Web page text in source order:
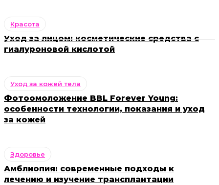
Красота
Уход за лицом: косметические средства с
гиалуроновой кислотой
Уход за кожей тела
Фотоомоложение BBL Forever Young:
особенности технологии, показания и уход
за кожей
Здоровье
Амблиопия: современные подходы к
лечению и изучение трансплантации